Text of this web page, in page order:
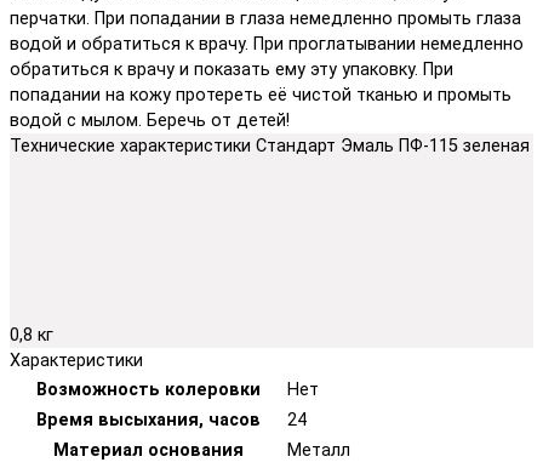
перчатки. При попадании в глаза немедленно промыть глаза
водой и обратиться к врачу. При проглатывании немедленно
обратиться к врачу и показать ему эту упаковку. При
попадании на кожу протереть её чистой тканью и промыть
водой с мылом. Беречь от детей!
Технические характеристики Стандарт Эмаль ПФ-115 зеленая
0,8 кг
Характеристики
Возможность колеровки
Нет
Время высыхания, часов
24
Материал основания
Металл